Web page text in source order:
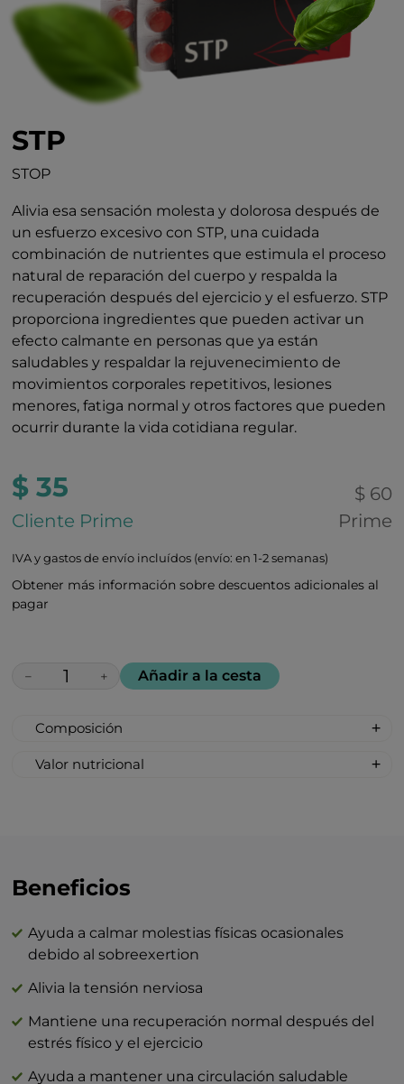
STP
STOP
Alivia esa sensación molesta y dolorosa después de
un esfuerzo excesivo con STP, una cuidada
combinación de nutrientes que estimula el proceso
natural de reparación del cuerpo y respalda la
recuperación después del ejercicio y el esfuerzo. STP
proporciona ingredientes que pueden activar un
efecto calmante en personas que ya están
saludables y respaldar la rejuvenecimiento de
movimientos corporales repetitivos, lesiones
menores, fatiga normal y otros factores que pueden
ocurrir durante la vida cotidiana regular.
$ 35
Cliente Prime
$ 60
Prime
IVA y gastos de envío incluídos (envío: en 1-2 semanas)
Obtener más información sobre descuentos adicionales al
pagar
− + Añadir a la cesta
Composición
Azúcar de remolacha, Ácido cítrico, Cereza
Valor nutricional
Azúcar total: 1 g
Proteína: 0 g
Beneficios
Ayuda a calmar molestias físicas ocasionales
debido al sobreexertion
Alivia la tensión nerviosa
Mantiene una recuperación normal después del
estrés físico y el ejercicio
Ayuda a mantener una circulación saludable